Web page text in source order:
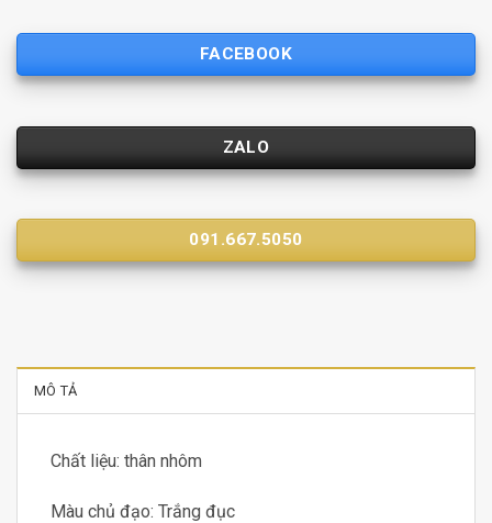
FACEBOOK
ZALO
091.667.5050
MÔ TẢ
Chất liệu: thân nhôm
Màu chủ đạo: Trắng đục